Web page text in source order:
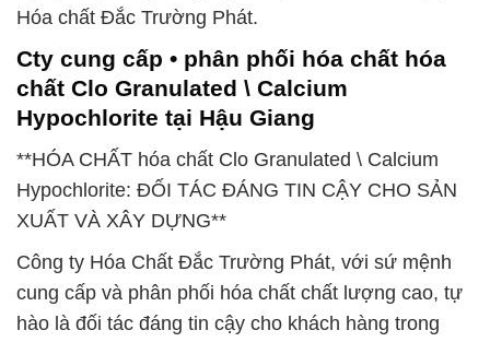
Hóa chất Đắc Trường Phát.
Cty cung cấp • phân phối hóa chất hóa
chất Clo Granulated \ Calcium
Hypochlorite tại Hậu Giang
**HÓA CHẤT hóa chất Clo Granulated \ Calcium
Hypochlorite: ĐỐI TÁC ĐÁNG TIN CẬY CHO SẢN
XUẤT VÀ XÂY DỰNG**
Công ty Hóa Chất Đắc Trường Phát, với sứ mệnh
cung cấp và phân phối hóa chất chất lượng cao, tự
hào là đối tác đáng tin cậy cho khách hàng trong